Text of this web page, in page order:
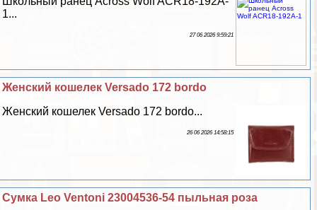
1...
27 06 2026 9:59:21
Женский кошелек Versado 172 bordo
Женский кошелек Versado 172 bordo...
26 06 2026 14:58:15
Сумка Leo Ventoni 23004536-54 пыльная роза